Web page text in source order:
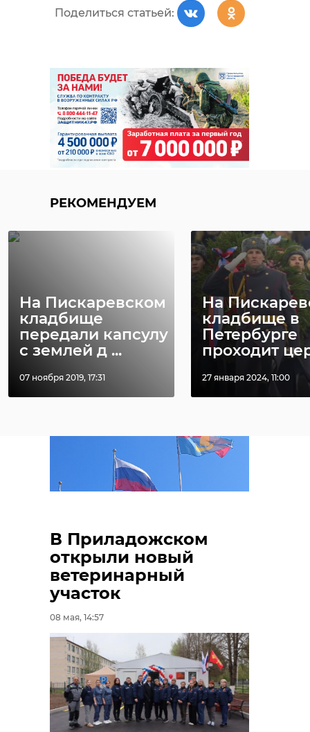
Поделиться статьей:
РЕКОМЕНДУЕМ
На Пискаревском
кладбище
передали капсулу
с землей д ...
07 ноября 2019, 17:31
На
кладбище в
Петербурге
проходит
27 января 2024, 11:00
В Приладожском
открыли новый
ветеринарный
участок
08 мая, 14:57